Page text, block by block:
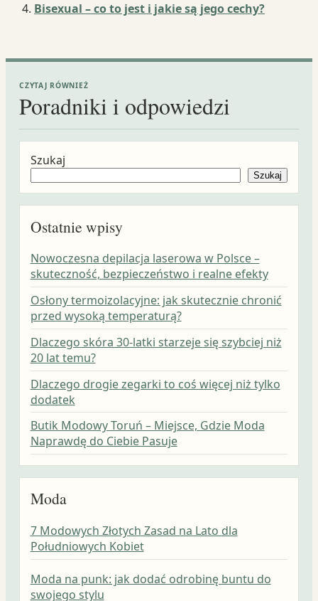
Bisexual – co to jest i jakie są jego cechy?
CZYTAJ RÓWNIEŻ
Poradniki i odpowiedzi
Szukaj
Szukaj
Ostatnie wpisy
Nowoczesna depilacja laserowa w Polsce –
skuteczność, bezpieczeństwo i realne efekty
Osłony termoizolacyjne: jak skutecznie chronić
przed wysoką temperaturą?
Dlaczego skóra 30-latki starzeje się szybciej niż
20 lat temu?
Dlaczego drogie zegarki to coś więcej niż tylko
dodatek
Butik Modowy Toruń – Miejsce, Gdzie Moda
Naprawdę do Ciebie Pasuje
Moda
7 Modowych Złotych Zasad na Lato dla
Południowych Kobiet
Moda na punk: jak dodać odrobinę buntu do
swojego stylu